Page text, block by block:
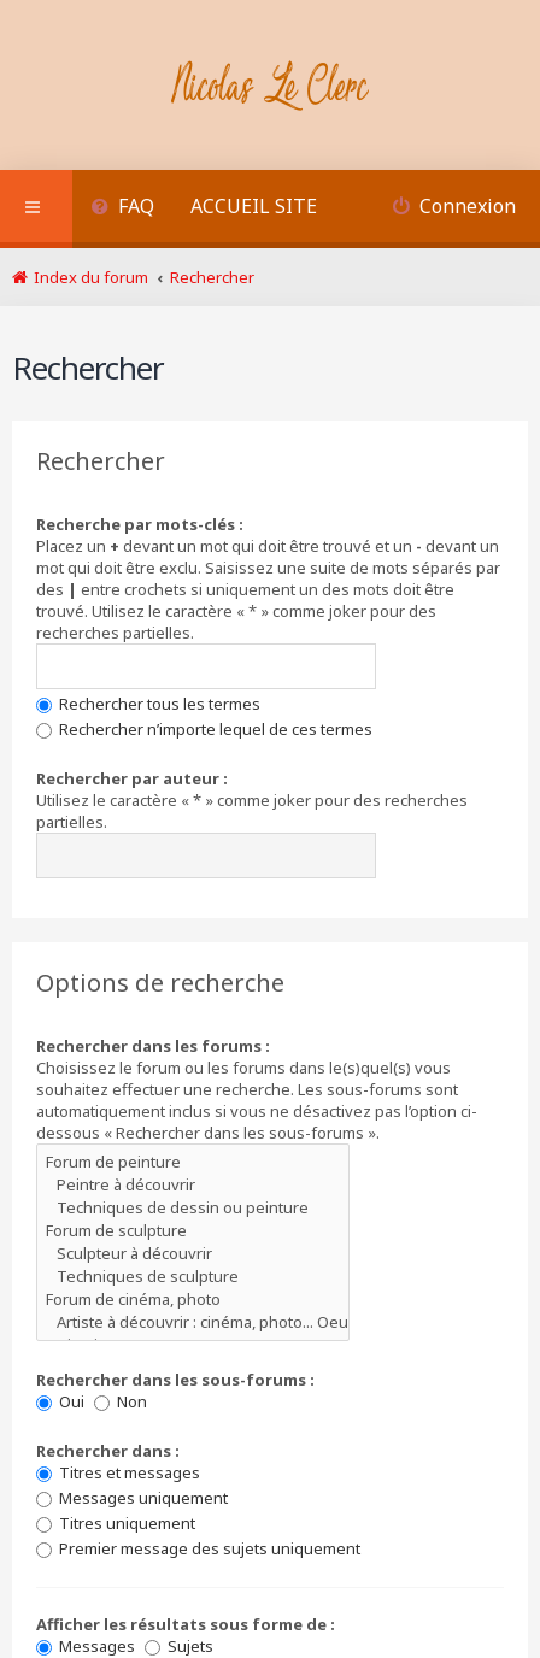
FAQ ACCUEIL SITE Connexion
Index du forum Rechercher
Rechercher
Rechercher
Recherche par mots-clés :
Placez un + devant un mot qui doit être trouvé et un - devant un
mot qui doit être exclu. Saisissez une suite de mots séparés par
des | entre crochets si uniquement un des mots doit être
trouvé. Utilisez le caractère « * » comme joker pour des
recherches partielles.
Rechercher tous les termes
Rechercher n’importe lequel de ces termes
Rechercher par auteur :
Utilisez le caractère « * » comme joker pour des recherches
partielles.
Options de recherche
Rechercher dans les forums :
Choisissez le forum ou les forums dans le(s)quel(s) vous
souhaitez effectuer une recherche. Les sous-forums sont
automatiquement inclus si vous ne désactivez pas l’option ci-
dessous « Rechercher dans les sous-forums ».
Rechercher dans les sous-forums :
Oui
Non
Rechercher dans :
Titres et messages
Messages uniquement
Titres uniquement
Premier message des sujets uniquement
Afficher les résultats sous forme de :
Messages
Sujets